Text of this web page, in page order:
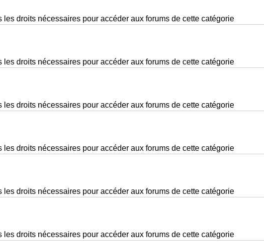
les droits nécessaires pour accéder aux forums de cette catégorie
les droits nécessaires pour accéder aux forums de cette catégorie
les droits nécessaires pour accéder aux forums de cette catégorie
les droits nécessaires pour accéder aux forums de cette catégorie
les droits nécessaires pour accéder aux forums de cette catégorie
les droits nécessaires pour accéder aux forums de cette catégorie